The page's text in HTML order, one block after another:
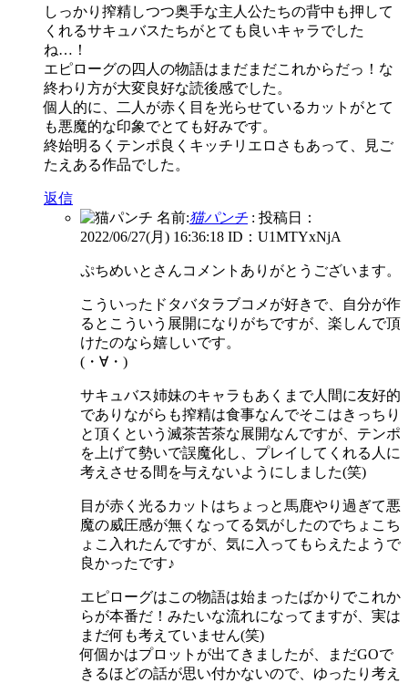
しっかり搾精しつつ奥手な主人公たちの背中も押して
くれるサキュバスたちがとても良いキャラでした
ね…！
エピローグの四人の物語はまだまだこれからだっ！な
終わり方が大変良好な読後感でした。
個人的に、二人が赤く目を光らせているカットがとて
も悪魔的な印象でとても好みです。
終始明るくテンポ良くキッチリエロさもあって、見ご
たえある作品でした。
返信
名前:猫パンチ : 投稿日：
2022/06/27(月) 16:36:18 ID：U1MTYxNjA
ぷちめいとさんコメントありがとうございます。
こういったドタバタラブコメが好きで、自分が作
るとこういう展開になりがちですが、楽しんで頂
けたのなら嬉しいです。
(・∀・)
サキュバス姉妹のキャラもあくまで人間に友好的
でありながらも搾精は食事なんでそこはきっちり
と頂くという滅茶苦茶な展開なんですが、テンポ
を上げて勢いで誤魔化し、プレイしてくれる人に
考えさせる間を与えないようにしました(笑)
目が赤く光るカットはちょっと馬鹿やり過ぎて悪
魔の威圧感が無くなってる気がしたのでちょこち
ょこ入れたんですが、気に入ってもらえたようで
良かったです♪
エピローグはこの物語は始まったばかりでこれか
らが本番だ！みたいな流れになってますが、実は
まだ何も考えていません(笑)
何個かはプロットが出てきましたが、まだGOで
きるほどの話が思い付かないので、ゆったり考え